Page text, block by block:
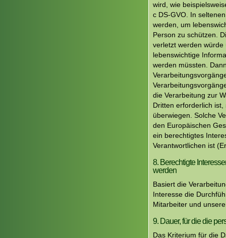
wird, wie
c DS-GVO. In
werden, um
Person zu schützen.
verletzt werden
lebenswichtige
werden müssten.
die Verarbeitung zur
Dritten erforderlich
überwiegen. Solche
den Europäischen
ein berechtigtes
Verantwortlichen ist
8. Berechtigte
werden
Basiert die
Interesse die
Mitarbeiter und
9. Dauer, für die die
Das Kriterium für die